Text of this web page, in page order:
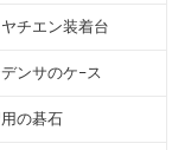
チエン装着台
ンサのケ−ス
の碁石